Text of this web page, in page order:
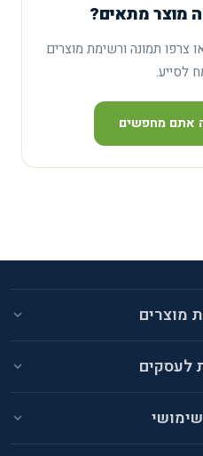
מוצר מתאים?
תמונה ורשימת מוצרים
לסייע.
אתם מחפשים
מוצרים
לעסקים